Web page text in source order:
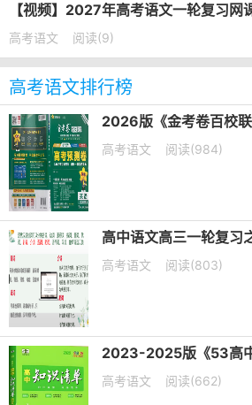
高考语文 阅读(9)
高考语文排行榜
高考语文 阅读(984)
高考语文 阅读(803)
高考语文 阅读(662)